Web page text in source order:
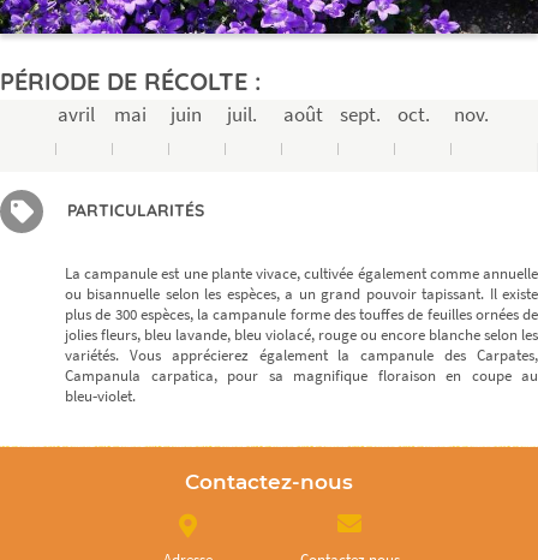
PÉRIODE DE RÉCOLTE :
avril mai juin juil. août sept. oct. nov.
PARTICULARITÉS
La campanule est une plante vivace, cultivée également comme annuelle
ou bisannuelle selon les espèces, a un grand pouvoir tapissant. Il existe
plus de 300 espèces, la campanule forme des touffes de feuilles ornées de
jolies fleurs, bleu lavande, bleu violacé, rouge ou encore blanche selon les
variétés. Vous apprécierez également la campanule des Carpates,
Campanula carpatica, pour sa magnifique floraison en coupe au
bleu‑violet.
Contactez-nous